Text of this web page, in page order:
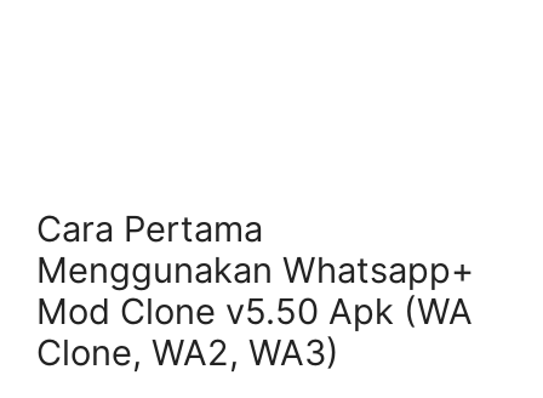
Cara Pertama
Menggunakan Whatsapp+
Mod Clone v5.50 Apk (WA
Clone, WA2, WA3)